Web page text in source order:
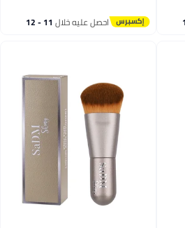
احصل عليه خلال 11 - 12